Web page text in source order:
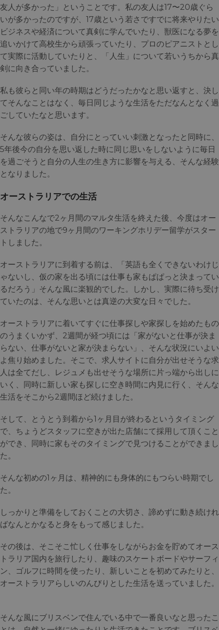
友人が多かった」ということです。私の友人は17〜20歳ぐら
いが多かったのですが、17歳という若さですでに将来やりたい
ビジネスや経済について真剣に学んでいたり、獣医になる夢を
追いかけて高校生から頑張っていたり、プロのピアニストとし
て実際に活動していたりと、「人生」について若いうちから真
剣に向き合っていました。
私も彼らと同い年の時期はどうだったかなと思い返すと、決し
てそんなことはなく、毎日同じような生活をただなんとなく過
ごしていたなと思います。
そんな彼らの姿は、自分にとっていい刺激となったと同時に、
5年後今の自分を思い返した時に同じ思いをしないように毎日
を過ごそうと自分の人生の生き方に影響を与える、そんな経験
となりました。
オーストラリアでの生活
そんなこんなで2ヶ月間のマルタ生活を終えた後、今度はオー
ストラリアの地で9ヶ月間のワーキングホリデー留学がスター
トしました。
オーストラリアに到着する前は、「英語も全くできないわけじ
ゃないし、仮の家を出る頃には仕事も家もぱぱっと決まってい
るだろう」そんな風に楽観的でした。しかし、実際に待ち受け
ていたのは、そんな思いとは真逆の大変な日々でした。
オーストラリアに着いてすぐに仕事探しや家探しを始めたもの
のうまくいかず、2週間が経つ頃には「家がないと仕事が決ま
らない、仕事がないと家が決まらない」、そんな状況にいよい
よ焦り始めました。そこで、求人サイトに自分が出せそうな求
人は全てだし、レジュメも出せそうな場所に片っ端から出しに
いく、同時に新しい家も探しに空き時間に内見に行く、そんな
生活をそこから2週間ほど続けました。
そして、とうとう到着から1ヶ月目が終わるというタイミング
で、ちょうどスタッフに空きが出た店舗にて採用して頂くこと
ができ、同時に家もそのタイミングで見つけることができまし
た。
そんな初めの1ヶ月は、精神的にも身体的にもつらい時期でし
た。
しっかりと準備をしておくことの大切さ、諦めずに動き続けれ
ばなんとかなると身をもって感じました。
その後は、そこそこ忙しく仕事をしながらお金を貯めてオース
トラリア国内を旅行したり、趣味のスケートボードやサーフィ
ン、ゴルフに時間を使ったり、新しいことを初めてみたりと、
オーストラリアらしいのんびりとした生活を送っていました。
そんな風にブリスベンで住んでいる中で一番良いなと思ったこ